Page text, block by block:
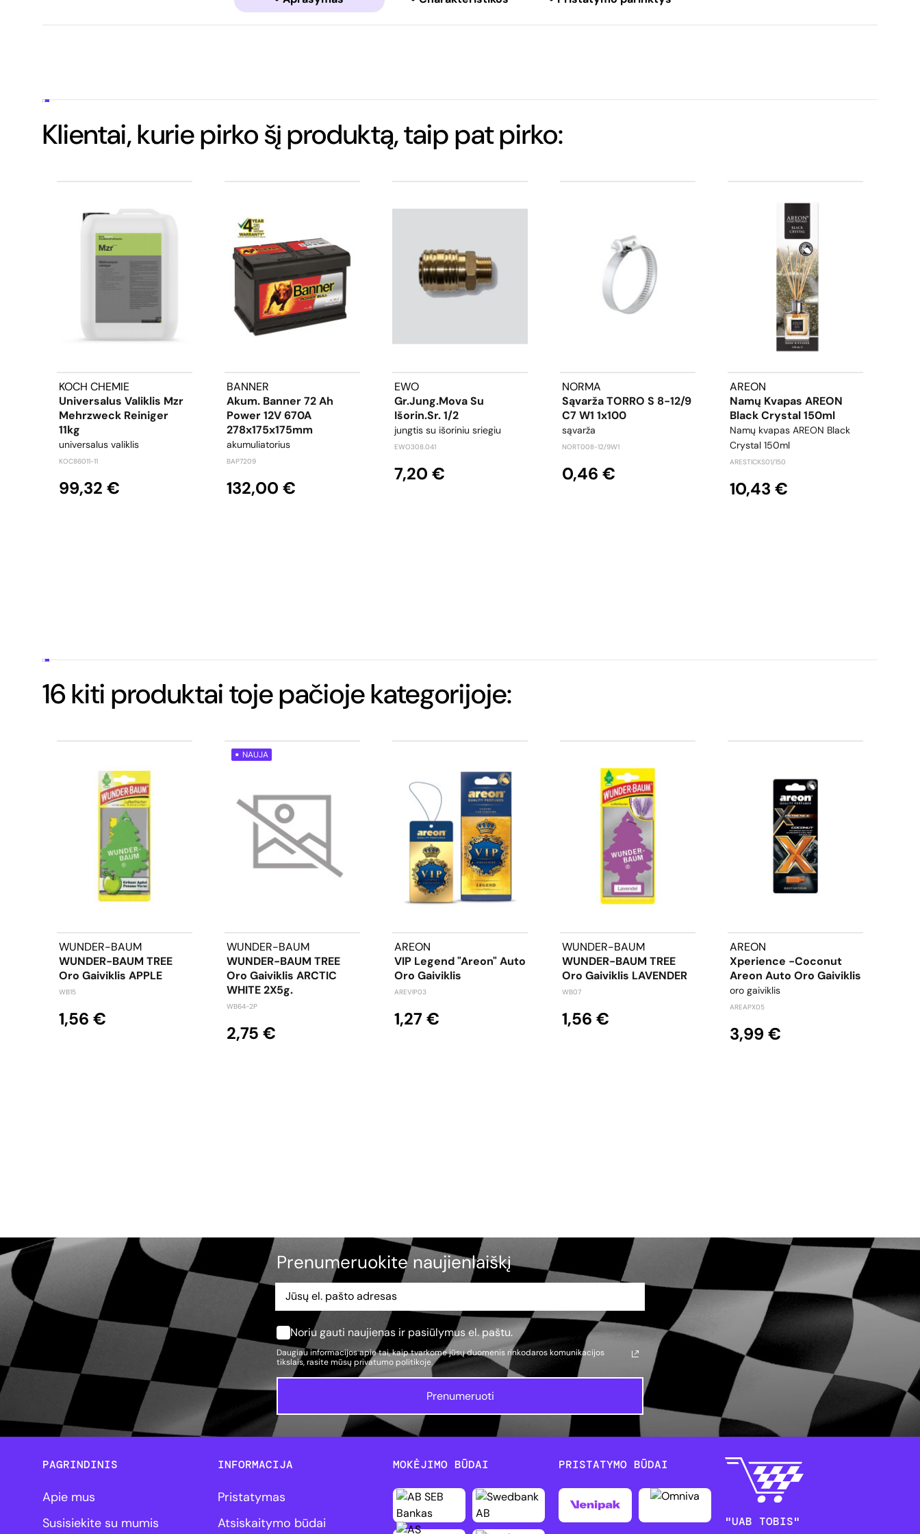
Klientai, kurie pirko šį produktą, taip pat pirko:
KOCH CHEMIE
Universalus Valiklis Mzr
Mehrzweck Reiniger
11kg
universalus valiklis
KOC86011-11
99,32 €
BANNER
Akum. Banner 72 Ah
Power 12V 670A
278x175x175mm
akumuliatorius
BAP7209
132,00 €
EWO
Gr.jung.mova Su
Išorin.sr. 1/2
jungtis su išoriniu sriegiu
EWO308.041
7,20 €
NORMA
Sąvarža TORRO S 8-12/9
C7 W1 1x100
sąvarža
NORT008-12/9W1
0,46 €
AREON
Namų Kvapas AREON
Black Crystal 150ml
Namų kvapas AREON Black
Crystal 150ml
ARESTICKS01/150
10,43 €
16 kiti produktai toje pačioje kategorijoje:
WUNDER-BAUM
WUNDER-BAUM TREE
Oro Gaiviklis APPLE
WB15
1,56 €
NAUJA
WUNDER-BAUM
WUNDER-BAUM TREE
Oro Gaiviklis ARCTIC
WHITE 2X5g.
WB64-2P
2,75 €
AREON
VIP Legend "Areon" Auto
Oro Gaiviklis
AREVIP03
1,27 €
WUNDER-BAUM
WUNDER-BAUM TREE
Oro Gaiviklis LAVENDER
WB07
1,56 €
AREON
Xperience -Coconut
Areon Auto Oro Gaiviklis
oro gaiviklis
AREAPX05
3,99 €
Prenumeruokite naujienlaiškį
Noriu gauti naujienas ir pasiūlymus el. paštu.
Daugiau informacijos apie tai, kaip tvarkome jūsų duomenis rinkodaros komunikacijos
tikslais, rasite mūsų privatumo politikoje.
Prenumeruoti
PAGRINDINIS
Apie mus
Susisiekite su mumis
INFORMACIJA
Pristatymas
Atsiskaitymo būdai
MOKĖJIMO BŪDAI PRISTATYMO BŪDAI
"UAB TOBIS"